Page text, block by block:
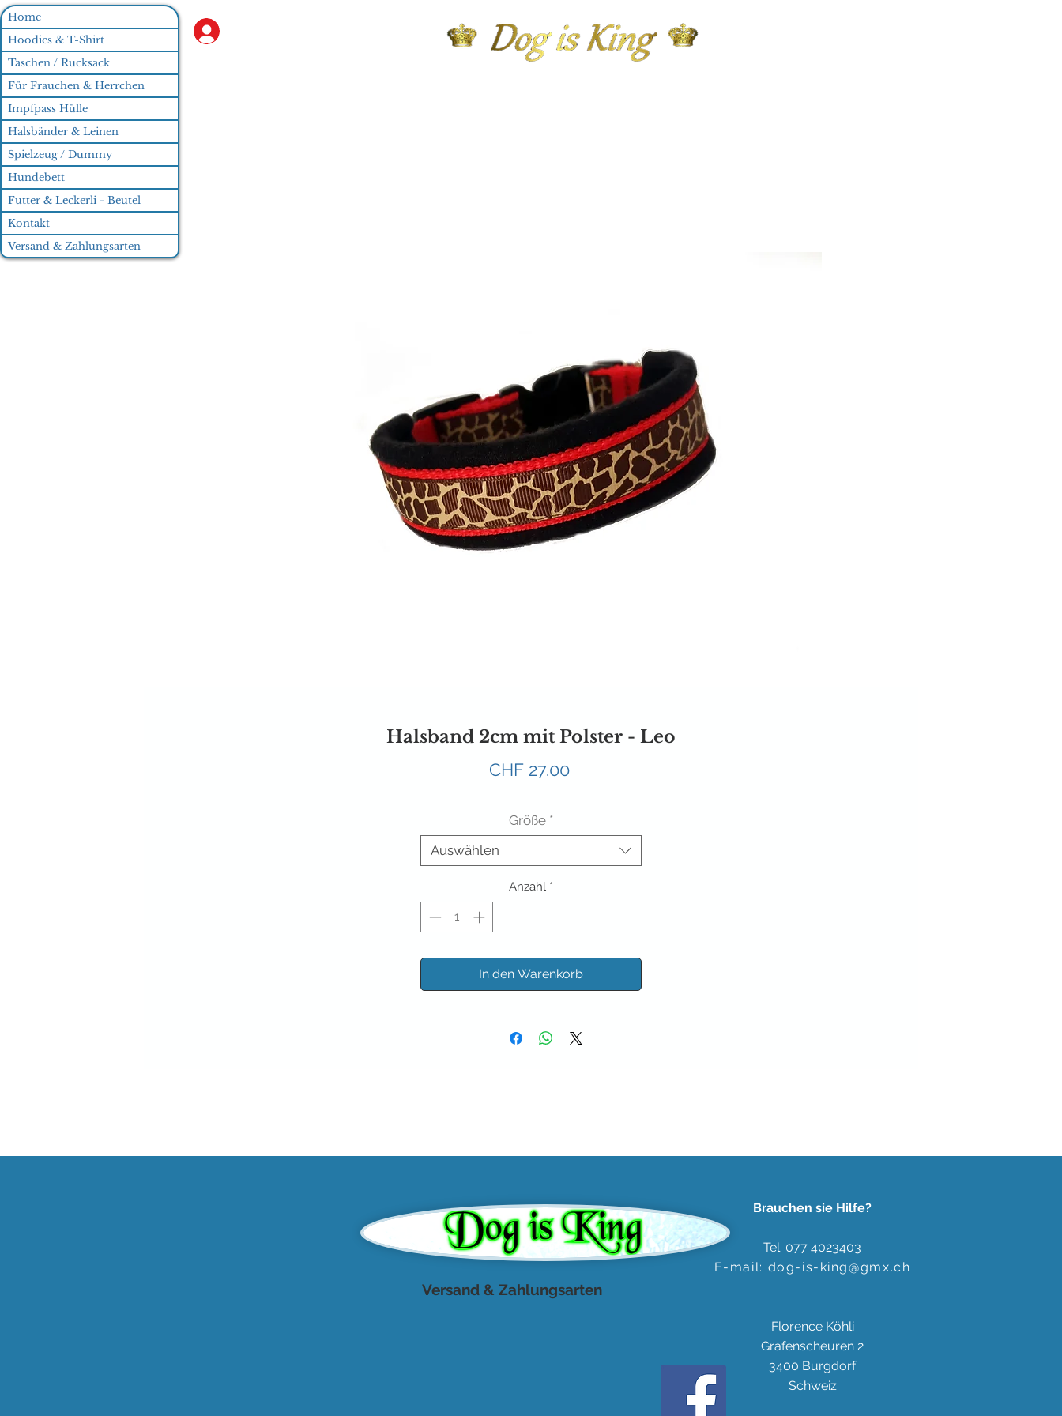
Home
Hoodies & T-Shirt
Taschen / Rucksack
Für Frauchen & Herrchen
Impfpass Hülle
Halsbänder & Leinen
Spielzeug / Dummy
Hundebett
Futter & Leckerli - Beutel
Kontakt
Versand & Zahlungsarten
Halsband 2cm mit Polster - Leo
CHF 27.00Preis
Größe *
Auswählen
Anzahl *
In den Warenkorb
Versand & Zahlungsarten
Brauchen sie Hilfe?
Tel: 077 4023403
E-mail: dog-is-king@gmx.ch
Florence Köhli
Grafenscheuren 2
3400 Burgdorf
Schweiz